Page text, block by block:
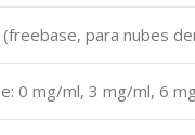
(freebase, para nubes
0 mg/ml, 3 mg/ml, 6